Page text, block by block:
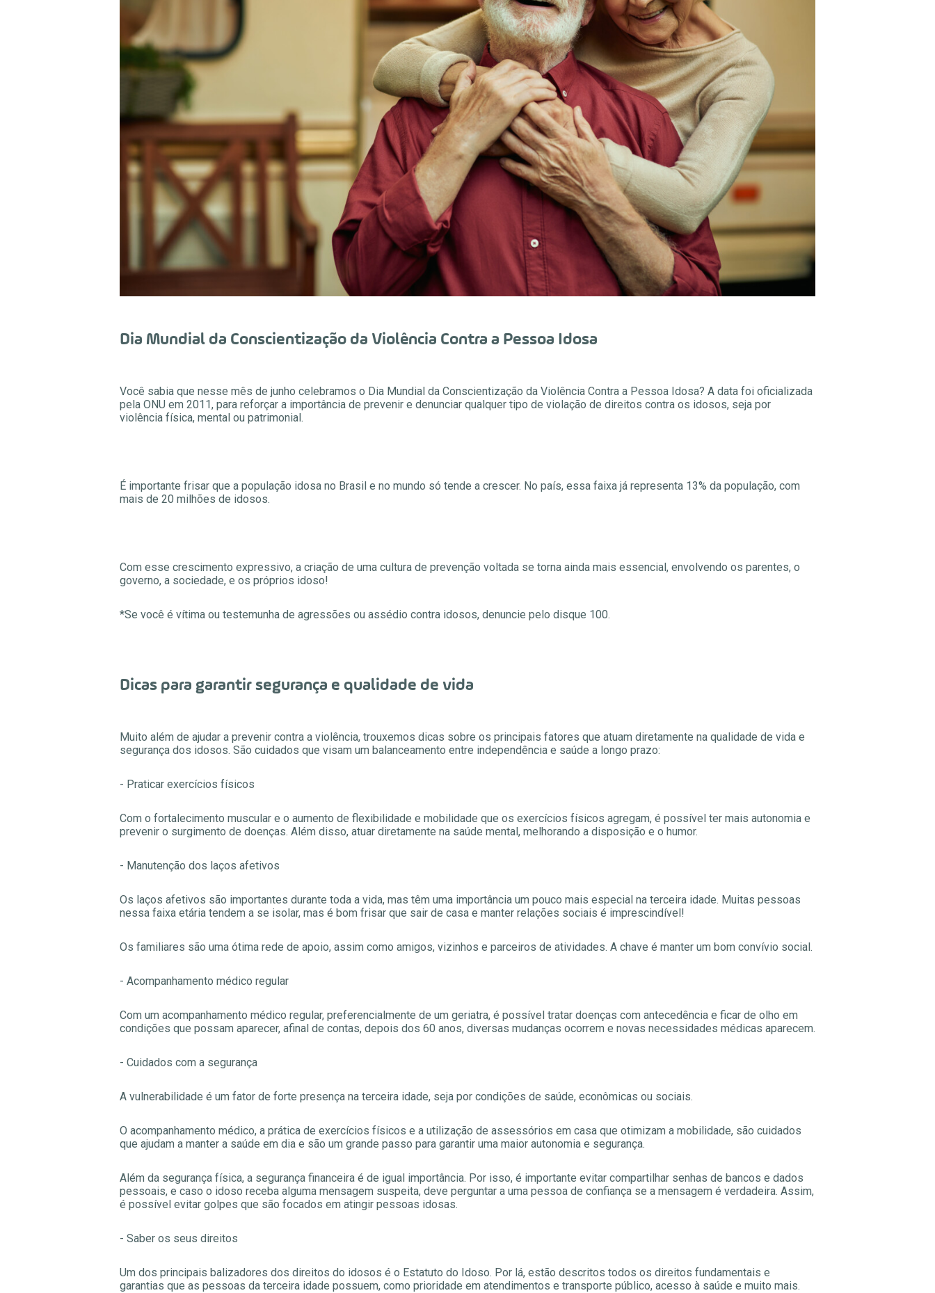
Dia Mundial da Conscientização da Violência Contra a Pessoa Idosa
Você sabia que nesse mês de junho celebramos o Dia Mundial da Conscientização da Violência Contra a Pessoa Idosa? A data foi oficializada
pela ONU em 2011, para reforçar a importância de prevenir e denunciar qualquer tipo de violação de direitos contra os idosos, seja por
violência física, mental ou patrimonial.
É importante frisar que a população idosa no Brasil e no mundo só tende a crescer. No país, essa faixa já representa 13% da população, com
mais de 20 milhões de idosos.
Com esse crescimento expressivo, a criação de uma cultura de prevenção voltada se torna ainda mais essencial, envolvendo os parentes, o
governo, a sociedade, e os próprios idoso!
*Se você é vítima ou testemunha de agressões ou assédio contra idosos, denuncie pelo disque 100.
Dicas para garantir segurança e qualidade de vida
Muito além de ajudar a prevenir contra a violência, trouxemos dicas sobre os principais fatores que atuam diretamente na qualidade de vida e
segurança dos idosos. São cuidados que visam um balanceamento entre independência e saúde a longo prazo:
- Praticar exercícios físicos
Com o fortalecimento muscular e o aumento de flexibilidade e mobilidade que os exercícios físicos agregam, é possível ter mais autonomia e
prevenir o surgimento de doenças. Além disso, atuar diretamente na saúde mental, melhorando a disposição e o humor.
- Manutenção dos laços afetivos
Os laços afetivos são importantes durante toda a vida, mas têm uma importância um pouco mais especial na terceira idade. Muitas pessoas
nessa faixa etária tendem a se isolar, mas é bom frisar que sair de casa e manter relações sociais é imprescindível!
Os familiares são uma ótima rede de apoio, assim como amigos, vizinhos e parceiros de atividades. A chave é manter um bom convívio social.
- Acompanhamento médico regular
Com um acompanhamento médico regular, preferencialmente de um geriatra, é possível tratar doenças com antecedência e ficar de olho em
condições que possam aparecer, afinal de contas, depois dos 60 anos, diversas mudanças ocorrem e novas necessidades médicas aparecem.
- Cuidados com a segurança
A vulnerabilidade é um fator de forte presença na terceira idade, seja por condições de saúde, econômicas ou sociais.
O acompanhamento médico, a prática de exercícios físicos e a utilização de assessórios em casa que otimizam a mobilidade, são cuidados
que ajudam a manter a saúde em dia e são um grande passo para garantir uma maior autonomia e segurança.
Além da segurança física, a segurança financeira é de igual importância. Por isso, é importante evitar compartilhar senhas de bancos e dados
pessoais, e caso o idoso receba alguma mensagem suspeita, deve perguntar a uma pessoa de confiança se a mensagem é verdadeira. Assim,
é possível evitar golpes que são focados em atingir pessoas idosas.
- Saber os seus direitos
Um dos principais balizadores dos direitos do idosos é o Estatuto do Idoso. Por lá, estão descritos todos os direitos fundamentais e
garantias que as pessoas da terceira idade possuem, como prioridade em atendimentos e transporte público, acesso à saúde e muito mais.